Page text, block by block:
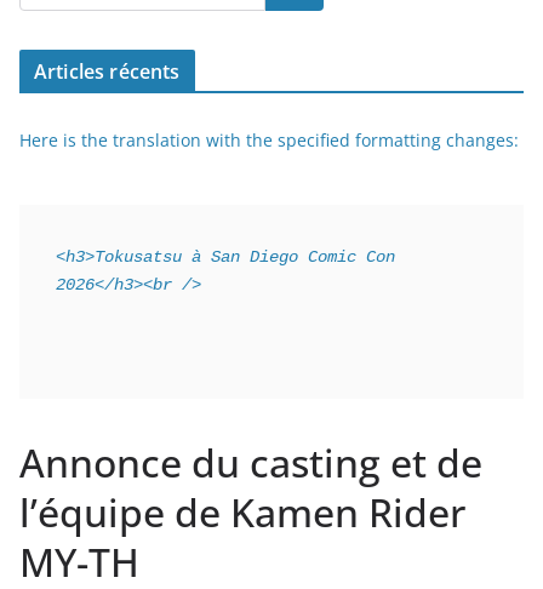
Articles récents
Here is the translation with the specified formatting changes:
<h3>Tokusatsu à San Diego Comic Con
2026</h3><br />
Annonce du casting et de
l’équipe de Kamen Rider
MY-TH